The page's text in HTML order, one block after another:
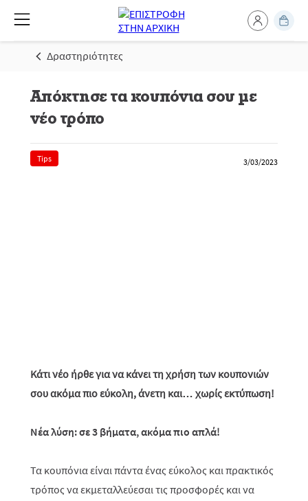
Δραστηριότητες
Απόκτησε τα κουπόνια σου με
νέο τρόπο
Tips 3/03/2023
Κάτι νέο ήρθε για να κάνει τη χρήση των κουπονιών
σου ακόμα πιο εύκολη, άνετη και… χωρίς εκτύπωση!
Νέα λύση: σε 3 βήματα, ακόμα πιο απλά!
Τα κουπόνια είναι πάντα ένας εύκολος και πρακτικός
τρόπος να εκμεταλλεύεσαι τις προσφορές και να